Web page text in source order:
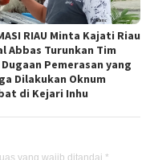
RIAU Minta Kajati Riau
Abbas Turunkan Tim
Pemerasan yang
Dilakukan Oknum
di Kejari Inhu
yang wajib ditandai *